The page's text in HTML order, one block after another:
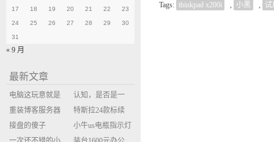
Tags: thinkpad x200i , 小黑 , 试
17 18 19 20 21 22 23
24 25 26 27 28 29 30
31
« 9 月
最新文章
电脑这玩意就是
缝缝补补的事
认知，是否是一
座大山？当架构
决策变成配置清
重装博客服务器
环境
特斯拉24款标续
Model Y 2万公里
接盘的傻子
小牛us电瓶指示灯